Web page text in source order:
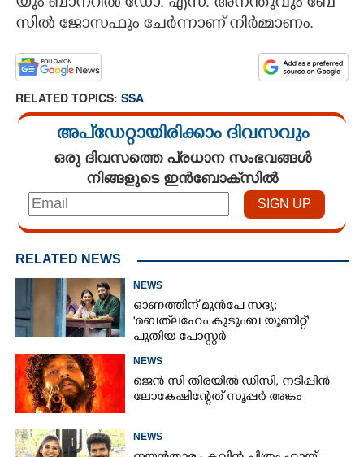
സി​ൽ​ ​ജോ​സ​ഫും​ ​ചേ​ർ​ന്നാ​ണ് ​നി​ർ​മ്മാ​ണം.
RELATED TOPICS: SSA
അപ്ഡേറ്റായിരിക്കാം ദിവസവും
ഒരു ദിവസത്തെ പ്രധാന സംഭവങ്ങൾ
നിങ്ങളുടെ ഇൻബോക്സിൽ
RELATED NEWS
NEWS
ഓണത്തിന് മുൻപേ സദ്യ;
'ബെത്‌ലഹേം കുടുംബ യൂണിറ്റ്'
പുതിയ പോസ്റ്റർ
NEWS
ജെൻ സി തിരയിൽ ഡിസി, നടിപ്പിൻ
ലോകേഷിന്റേത് സൂപ്പർ അങ്കം
NEWS